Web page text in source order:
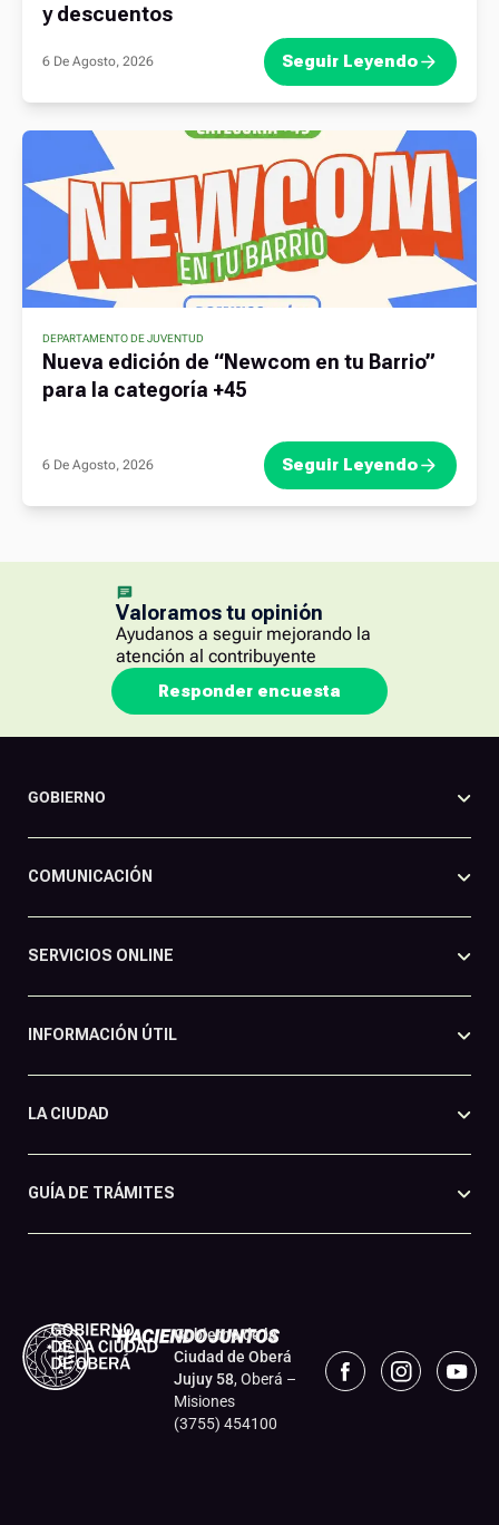
y descuentos
6 De Agosto, 2026 Seguir Leyendo
DEPARTAMENTO DE JUVENTUD
Nueva edición de “Newcom en tu Barrio”
para la categoría +45
6 De Agosto, 2026 Seguir Leyendo
Valoramos tu opinión
Ayudanos a seguir mejorando la
atención al contribuyente
Responder encuesta
GOBIERNO
COMUNICACIÓN
SERVICIOS ONLINE
INFORMACIÓN ÚTIL
LA CIUDAD
GUÍA DE TRÁMITES
Gobierno de la
Ciudad de Oberá
Jujuy 58, Oberá –
Misiones
(3755) 454100